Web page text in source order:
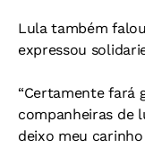
Lula também
expressou
“Certamente fará
companheiras de
deixo meu